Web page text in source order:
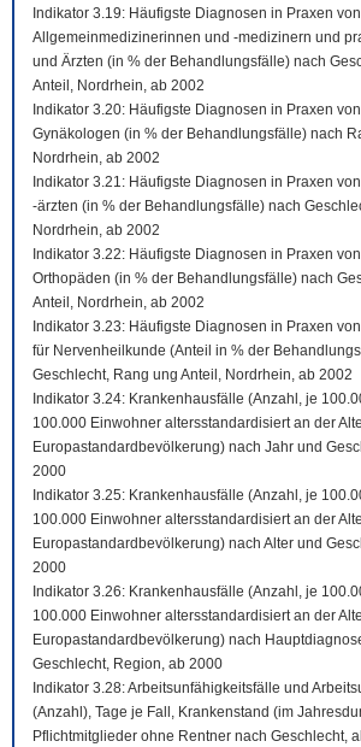
Indikator 3.19: Häufigste Diagnosen in Praxen von
Allgemeinmedizinerinnen und -medizinern und
und Ärzten (in % der Behandlungsfälle) nach
Anteil, Nordrhein, ab 2002
Indikator 3.20: Häufigste Diagnosen in Praxen
Gynäkologen (in % der Behandlungsfälle) nach
Nordrhein, ab 2002
Indikator 3.21: Häufigste Diagnosen in Praxen
-ärzten (in % der Behandlungsfälle) nach
Nordrhein, ab 2002
Indikator 3.22: Häufigste Diagnosen in Praxen
Orthopäden (in % der Behandlungsfälle) nach
Anteil, Nordrhein, ab 2002
Indikator 3.23: Häufigste Diagnosen in Praxen
für Nervenheilkunde (Anteil in % der
Geschlecht, Rang ung Anteil, Nordrhein, ab 2002
Indikator 3.24: Krankenhausfälle (Anzahl, je
100.000 Einwohner altersstandardisiert an der
Europastandardbevölkerung) nach Jahr und
2000
Indikator 3.25: Krankenhausfälle (Anzahl, je
100.000 Einwohner altersstandardisiert an der
Europastandardbevölkerung) nach Alter und
2000
Indikator 3.26: Krankenhausfälle (Anzahl, je
100.000 Einwohner altersstandardisiert an der
Europastandardbevölkerung) nach
Geschlecht, Region, ab 2000
Indikator 3.28: Arbeitsunfähigkeitsfälle und
(Anzahl), Tage je Fall, Krankenstand (im
Pflichtmitglieder ohne Rentner nach Geschlecht,